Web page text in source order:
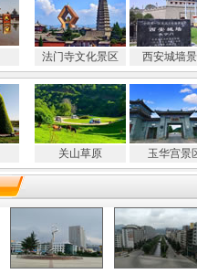
法门寺文化景区 西安城墙
关山草原 玉华宫景